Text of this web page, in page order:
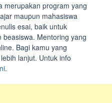
merupakan program yang
maupun mahasiswa
esai, baik untuk
Mentoring yang
Bagi kamu yang
lanjut. Untuk info
.